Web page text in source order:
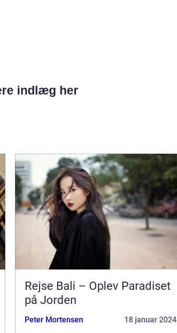
indlæg her
Rejse Bali – Oplev Paradiset
på Jorden
Peter Mortensen 18 januar 2024